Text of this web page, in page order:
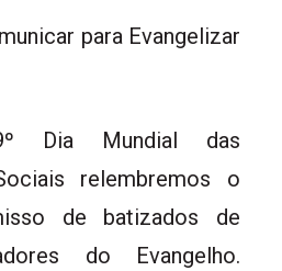
para Evangelizar
Dia Mundial das
relembremos o
de batizados de
do Evangelho.